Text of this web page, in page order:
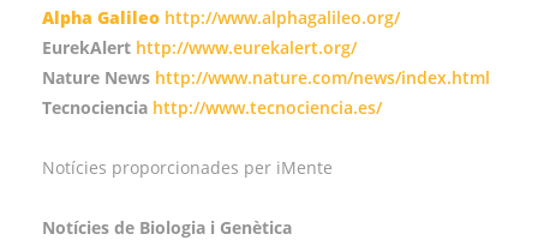
Alpha Galileo http://www.alphagalileo.org/
EurekAlert http://www.eurekalert.org/
Nature News http://www.nature.com/news/index.html
Tecnociencia http://www.tecnociencia.es/
Notícies proporcionades per iMente
Notícies de Biologia i Genètica